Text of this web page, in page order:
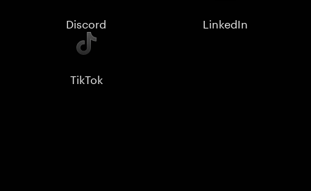
Discord LinkedIn
TikTok